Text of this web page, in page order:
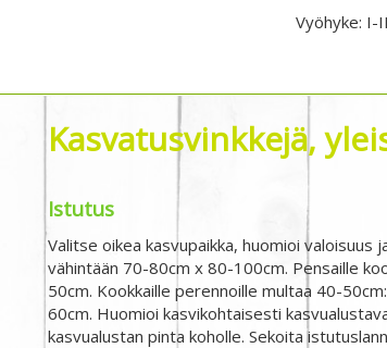
Vyöhyke: I-
Kasvatusvinkkejä,
Istutus
Valitse oikea kasvupaikka, huomioi
vähintään 70-80cm x 80-100cm. Pensaille
50cm. Kookkaille perennoille multaa 40-
60cm. Huomioi kasvikohtaisesti
kasvualustan pinta koholle. Sekoita